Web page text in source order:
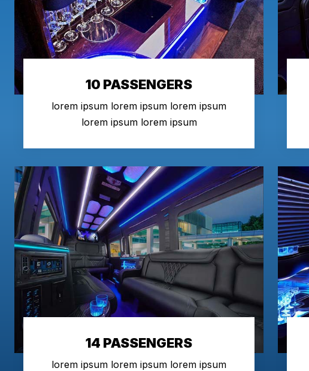
10 PASSENGERS
lorem ipsum lorem ipsum lorem ipsum
lorem ipsum lorem ipsum
14 PASSENGERS
lorem ipsum lorem ipsum lorem ipsum